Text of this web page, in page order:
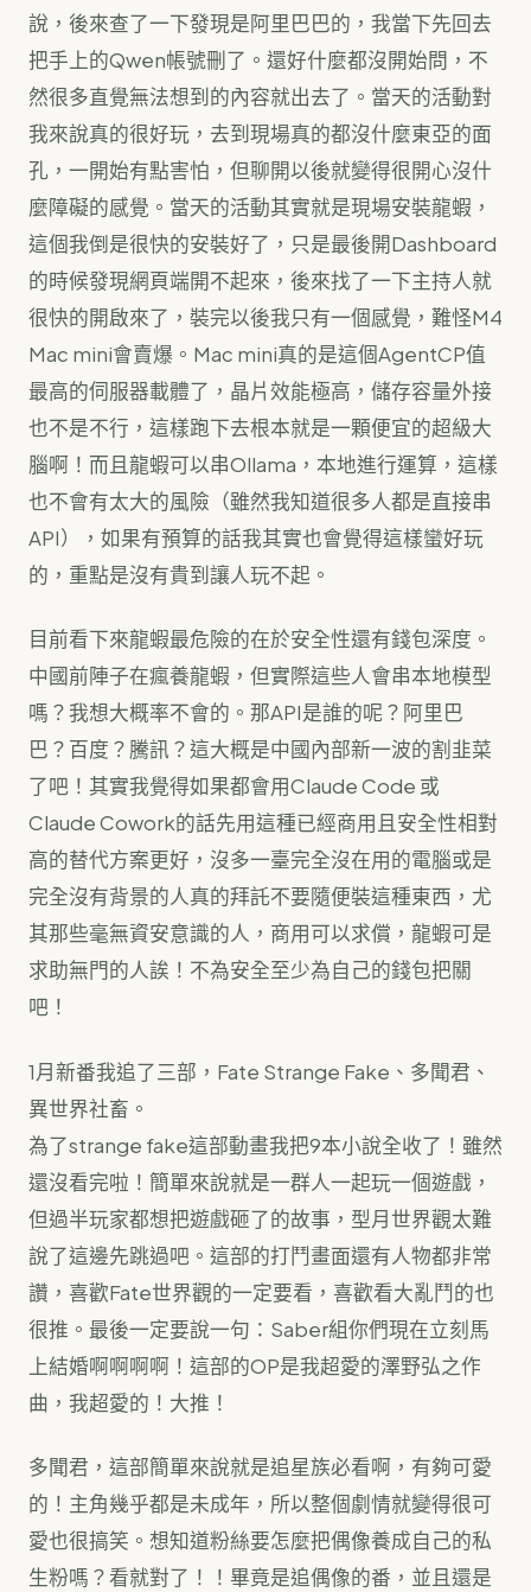
說，後來查了一下發現是阿里巴巴的，我當下先回去
把手上的Qwen帳號刪了。還好什麼都沒開始問，不
然很多直覺無法想到的內容就出去了。當天的活動對
我來說真的很好玩，去到現場真的都沒什麼東亞的面
孔，一開始有點害怕，但聊開以後就變得很開心沒什
麼障礙的感覺。當天的活動其實就是現場安裝龍蝦，
這個我倒是很快的安裝好了，只是最後開Dashboard
的時候發現網頁端開不起來，後來找了一下主持人就
很快的開啟來了，裝完以後我只有一個感覺，難怪M4
Mac mini會賣爆。Mac mini真的是這個AgentCP值
最高的伺服器載體了，晶片效能極高，儲存容量外接
也不是不行，這樣跑下去根本就是一顆便宜的超級大
腦啊！而且龍蝦可以串Ollama，本地進行運算，這樣
也不會有太大的風險（雖然我知道很多人都是直接串
API），如果有預算的話我其實也會覺得這樣蠻好玩
的，重點是沒有貴到讓人玩不起。
目前看下來龍蝦最危險的在於安全性還有錢包深度。
中國前陣子在瘋養龍蝦，但實際這些人會串本地模型
嗎？我想大概率不會的。那API是誰的呢？阿里巴
巴？百度？騰訊？這大概是中國內部新一波的割韭菜
了吧！其實我覺得如果都會用Claude Code 或
Claude Cowork的話先用這種已經商用且安全性相對
高的替代方案更好，沒多一臺完全沒在用的電腦或是
完全沒有背景的人真的拜託不要隨便裝這種東西，尤
其那些毫無資安意識的人，商用可以求償，龍蝦可是
求助無門的人誒！不為安全至少為自己的錢包把關
吧！
1月新番我追了三部，Fate Strange Fake、多聞君、
異世界社畜。
為了strange fake這部動畫我把9本小說全收了！雖然
還沒看完啦！簡單來說就是一群人一起玩一個遊戲，
但過半玩家都想把遊戲砸了的故事，型月世界觀太難
說了這邊先跳過吧。這部的打鬥畫面還有人物都非常
讚，喜歡Fate世界觀的一定要看，喜歡看大亂鬥的也
很推。最後一定要說一句：Saber組你們現在立刻馬
上結婚啊啊啊啊！這部的OP是我超愛的澤野弘之作
曲，我超愛的！大推！
多聞君，這部簡單來說就是追星族必看啊，有夠可愛
的！主角幾乎都是未成年，所以整個劇情就變得很可
愛也很搞笑。想知道粉絲要怎麼把偶像養成自己的私
生粉嗎？看就對了！！畢竟是追偶像的番，並且還是